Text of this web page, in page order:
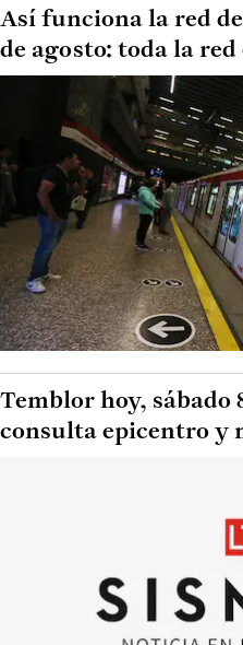
Así funciona la red
de agosto: toda la
Temblor hoy, sábado
consulta epicentro y